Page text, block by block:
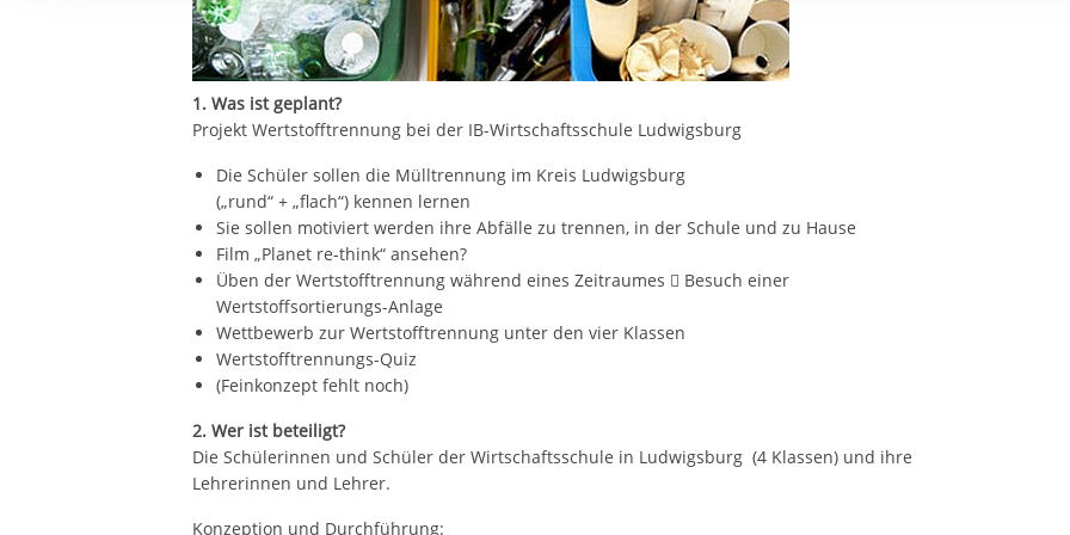
Ihre etwaige Einwilligung erstreckt sich nicht auf notwendige Cookies, die erforderlich zur
der von Ihnen aufgerufenen und somit gewünschten Website-Funktionen sind. Diese
aufgrund berechtigter Interessen und daher unabhängig von einer Einwilligung.
1. Was ist geplant?
Projekt Wertstofftrennung bei der IB-Wirtschaftsschule Ludwigsburg
Die Schüler sollen die Mülltrennung im Kreis Ludwigsburg
(„rund“ + „flach“) kennen lernen
Sie sollen motiviert werden ihre Abfälle zu trennen, in der Schule und zu Hause
Film „Planet re-think“ ansehen?
Üben der Wertstofftrennung während eines Zeitraumes  Besuch einer
Wertstoffsortierungs-Anlage
Wettbewerb zur Wertstofftrennung unter den vier Klassen
Wertstofftrennungs-Quiz
(Feinkonzept fehlt noch)
2. Wer ist beteiligt?
Die Schülerinnen und Schüler der Wirtschaftsschule in Ludwigsburg (4 Klassen) und ihre
Lehrerinnen und Lehrer.
Konzeption und Durchführung: